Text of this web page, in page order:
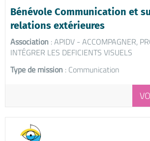
Bénévole Communication et
relations extérieures
Association : APIDV - ACCOMPAGNER,
INTÉGRER LES DEFICIENTS VISUELS
Type de mission : Communication